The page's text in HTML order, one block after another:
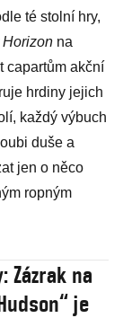
té stolní hry,
na
capartům akční
hrdiny jejich
každý výbuch
duše a
jen o něco
ropným
Zázrak na
je